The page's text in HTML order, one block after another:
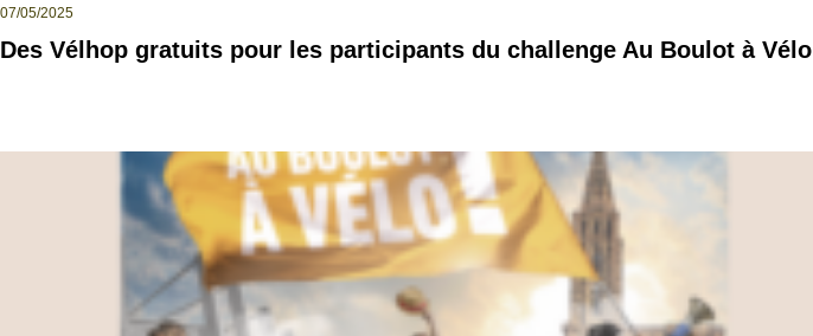
07/05/2025
Des Vélhop gratuits pour les participants du challenge Au Boulot à Vélo